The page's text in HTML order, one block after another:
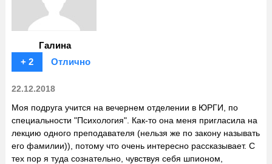
Галина
+ 2
Отлично
22.12.2018
Моя подруга учится на вечернем отделении в ЮРГИ, по
специальности "Психология". Как-то она меня пригласила на
лекцию одного преподавателя (нельзя же по закону называть
его фамилии)), потому что очень интересно рассказывает. С
тех пор я туда сознательно, чувствуя себя шпионом,